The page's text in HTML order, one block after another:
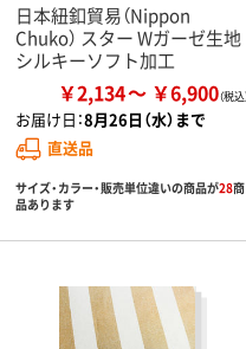
日本紐釦貿易（Nippon
Chuko） スター Wガーゼ生地
シルキーソフト加工
￥2,134 ￥6,900
お届け日：8月26日（水）まで
直送品
サイズ・カラー・販売単位違いの商品が28商
品あります